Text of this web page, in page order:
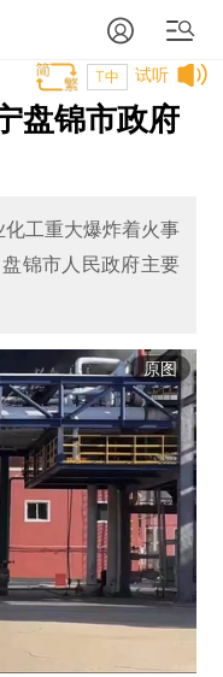
试听
T中
盘锦市政府
工重大爆炸着火事
锦市人民政府主要
原图